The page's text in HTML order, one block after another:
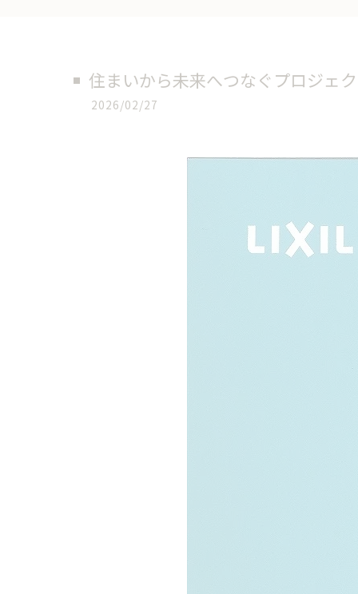
住まいから未来へつなぐプロジェ
2026/02/27